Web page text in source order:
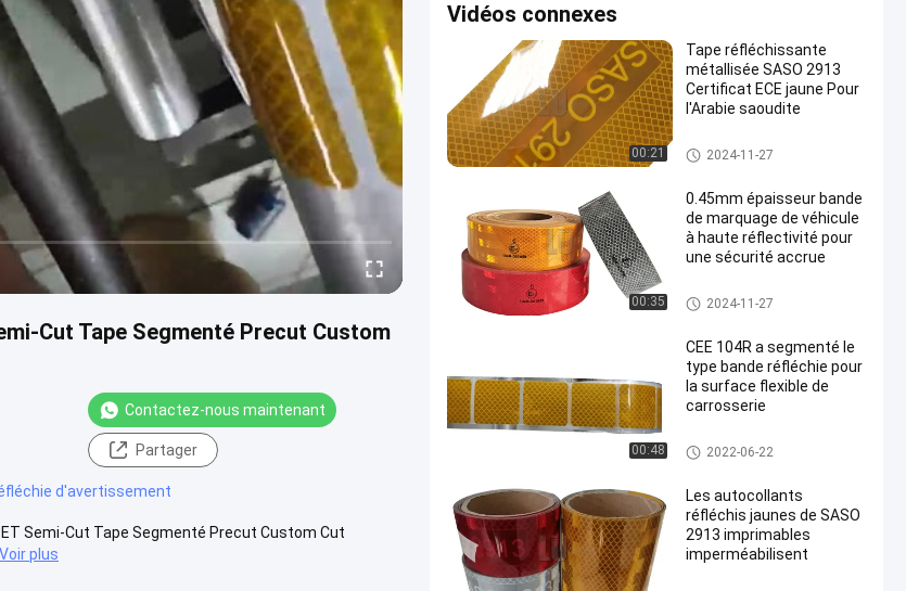
Cut Tape Segmenté Precut Custom
Contactez-nous maintenant
Partager
d'avertissement
Semi-Cut Tape Segmenté Precut Custom Cut
Voir plus
Vidéos connexes
00:21
Tape réfléchissante
métallisée SASO 2913
Certificat ECE jaune Pour
l'Arabie saoudite
Bande réfléchie de CEE 104
2024-11-27
00:35
0.45mm épaisseur bande
de marquage de véhicule
à haute réflectivité pour
une sécurité accrue
Bande réfléchie d'inscription d
e véhicule
2024-11-27
00:48
CEE 104R a segmenté le
type bande réfléchie pour
la surface flexible de
carrosserie
Bande réfléchie de CEE 104
2022-06-22
Les autocollants
réfléchis jaunes de SASO
2913 imprimables
imperméabilisent